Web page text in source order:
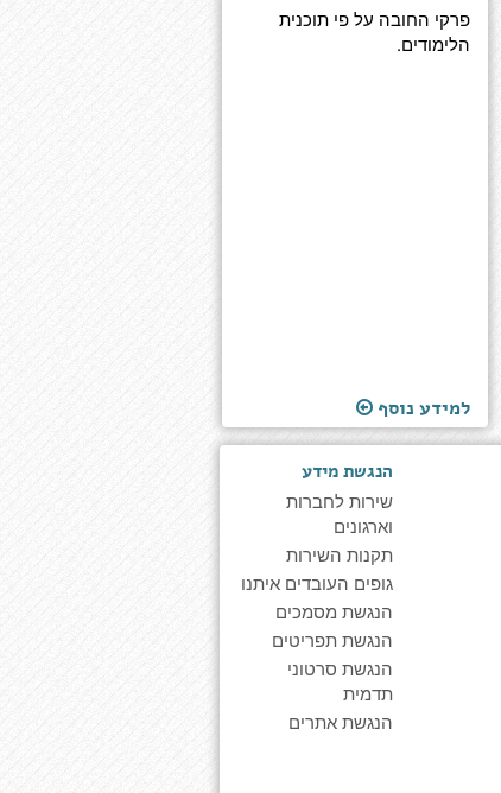
פרקי החובה על פי תוכנית
הלימודים.
למידע נוסף
הנגשת מידע
שירות לחברות
וארגונים
תקנות השירות
גופים העובדים איתנו
הנגשת מסמכים
הנגשת תפריטים
הנגשת סרטוני
תדמית
הנגשת אתרים